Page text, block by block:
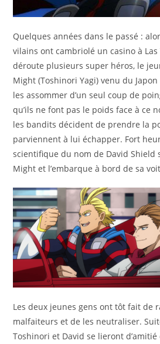
Quelques années dans le passé :
vilains ont cambriolé un casino à Las
déroute plusieurs super héros, le
Might (Toshinori Yagi) venu du
les assommer d’un seul coup de
qu’ils ne font pas le poids face à ce
les bandits décident de prendre la
parviennent à lui échapper. Fort
scientifique du nom de David Shield
Might et l’embarque à bord de sa
Les deux jeunes gens ont tôt fait de
malfaiteurs et de les neutraliser.
Toshinori et David se lieront